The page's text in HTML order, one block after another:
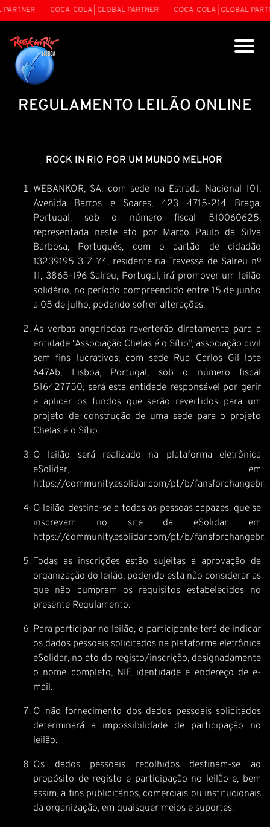
COCA-COLA | GLOBAL PARTNER COCA-COLA | GLOBAL PARTNER
REGULAMENTO LEILÃO ONLINE
ROCK IN RIO POR UM MUNDO MELHOR
WEBANKOR, SA, com sede na Estrada Nacional 101,
Avenida Barros e Soares, 423 4715-214 Braga,
Portugal, sob o número fiscal 510060625,
representada neste ato por Marco Paulo da Silva
Barbosa, Português, com o cartão de cidadão
13239195 3 Z Y4, residente na Travessa de Salreu nº
11, 3865-196 Salreu, Portugal, irá promover um leilão
solidário, no período compreendido entre 15 de junho
a 05 de julho, podendo sofrer alterações.
As verbas angariadas reverterão diretamente para a
entidade “Associação Chelas é o Sítio”, associação civil
sem fins lucrativos, com sede Rua Carlos Gil lote
647Ab, Lisboa, Portugal, sob o número fiscal
516427750, será esta entidade responsável por gerir
e aplicar os fundos que serão revertidos para um
projeto de construção de uma sede para o projeto
Chelas é o Sítio.
O leilão será realizado na plataforma eletrônica
eSolidar, em
https://community.esolidar.com/pt/b/fansforchangebr
O leilão destina-se a todas as pessoas capazes, que se
inscrevam no site da eSolidar em
https://community.esolidar.com/pt/b/fansforchangebr.
Todas as inscrições estão sujeitas a aprovação da
organização do leilão, podendo esta não considerar as
que não cumpram os requisitos estabelecidos no
presente Regulamento.
Para participar no leilão, o participante terá de indicar
os dados pessoais solicitados na plataforma eletrônica
eSolidar, no ato do registo/inscrição, designadamente
o nome completo, NIF, identidade e endereço de e-
mail.
O não fornecimento dos dados pessoais solicitados
determinará a impossibilidade de participação no
leilão.
Os dados pessoais recolhidos destinam-se ao
propósito de registo e participação no leilão e, bem
assim, a fins publicitários, comerciais ou institucionais
da organização, em quaisquer meios e suportes.